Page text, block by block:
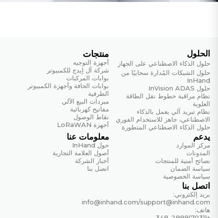
الحلول
حلول الذكاء الاصطناعي على الجهاز
حلول الشبكات المُدارة سحابيًا من
InHand
حلول InVision ADAS
نظام مراقبة خطوط نقل الطاقة
العلوية
نظام تبريد آلي يعمل بالذكاء
الاصطناعي، جاهز للاستخدام الفوري
حلول الذكاء الاصطناعي المتطورة
منتجات
أجهزة التوجيه
شركة آل إيدج للكمبيوتر
بوابات المركبات
بوابات الحافة وأجهزة الكمبيوتر
الطرفية
مبردات البيع الآلي
مفاتيح كهربائية
نقاط الوصول
أجهزة LoRaWAN
يدعم
مركز الموارد
المدونات
نصائح أمنية للمنتجات
سياسة الضمان
سياسة الخصوصية
معلومات عنا
حول InHand
أصول العلامة التجارية
أخبار الشركة
اتصل بنا
اتصل بنا
بريد إلكتروني:
info@inhand.com/support@inhand.com
هاتف: